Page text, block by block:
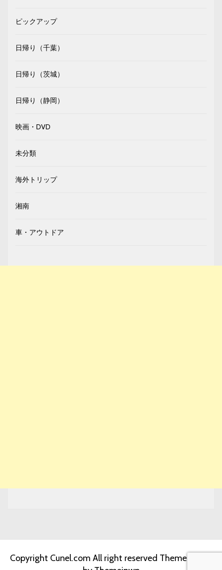
ピックアップ
日帰り（千葉）
日帰り（茨城）
日帰り（静岡）
映画・DVD
未分類
海外トリップ
湘南
車・アウトドア
Copyright Cunel.com All right reserved Theme: Jumla